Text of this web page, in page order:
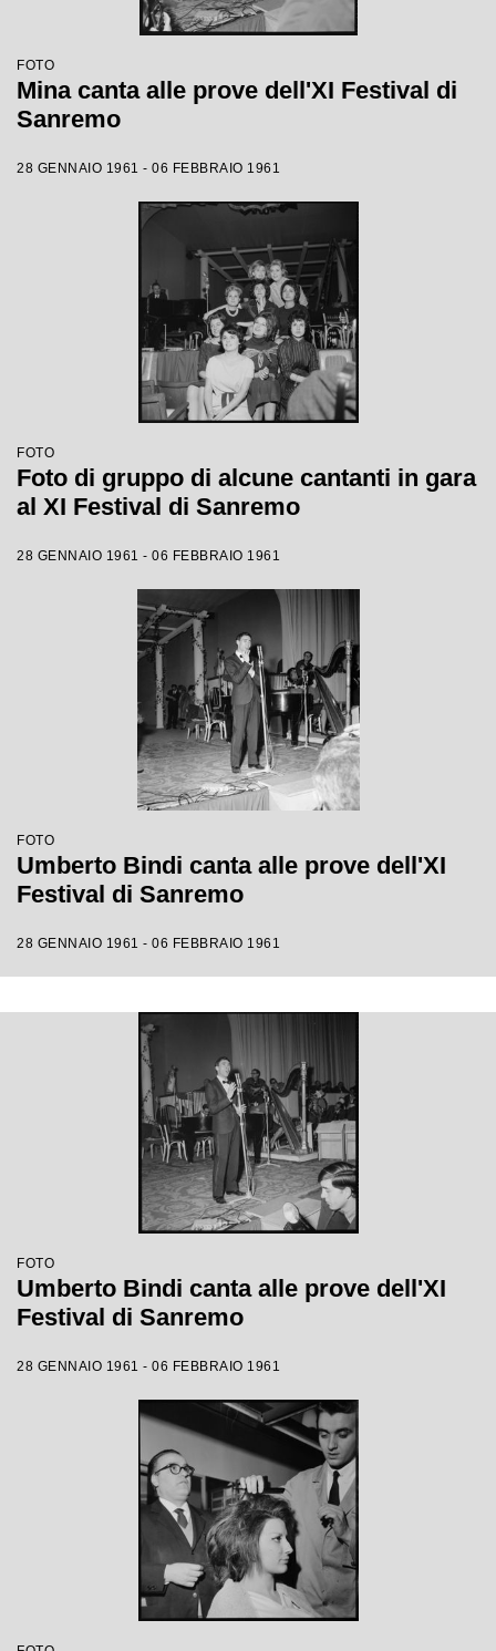
FOTO
Mina canta alle prove dell'XI Festival di
Sanremo
28 GENNAIO 1961 - 06 FEBBRAIO 1961
FOTO
Foto di gruppo di alcune cantanti in gara
al XI Festival di Sanremo
28 GENNAIO 1961 - 06 FEBBRAIO 1961
FOTO
Umberto Bindi canta alle prove dell'XI
Festival di Sanremo
28 GENNAIO 1961 - 06 FEBBRAIO 1961
FOTO
Umberto Bindi canta alle prove dell'XI
Festival di Sanremo
28 GENNAIO 1961 - 06 FEBBRAIO 1961